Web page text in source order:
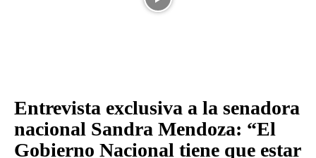
Entrevista exclusiva a la senadora
nacional Sandra Mendoza: “El
Gobierno Nacional tiene que estar